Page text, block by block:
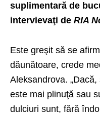
suplimentară de
intervievaţi de RIA
Este greşit să se
dăunătoare, crede
Aleksandrova.
este mai plinuţă sau
dulciuri sunt, fără